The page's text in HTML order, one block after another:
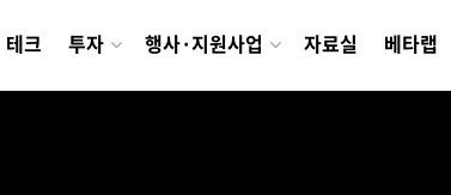
테크 투자 행사·지원사업 자료실 베타랩